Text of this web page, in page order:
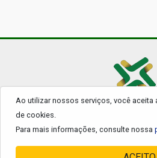
Ao utilizar nossos serviços, você aceita
de cookies.
Para mais informações, consulte nossa
© 2026 - Todos os